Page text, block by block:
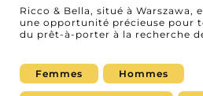
Ricco & Bella, situé à Warszawa,
une opportunité précieuse pour
du prêt-à-porter à la recherche
variété de ses produits. Avec une
manteaux, hauts, bas et robes,
parfaitement aux besoins des
Femmes Hommes